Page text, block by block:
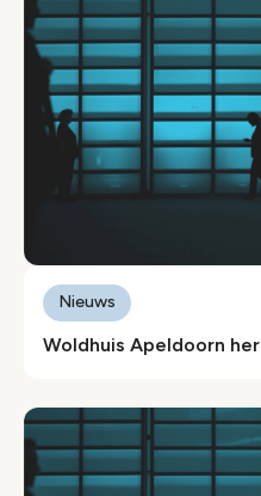
Woldhuis Apeldoorn
Nieuws